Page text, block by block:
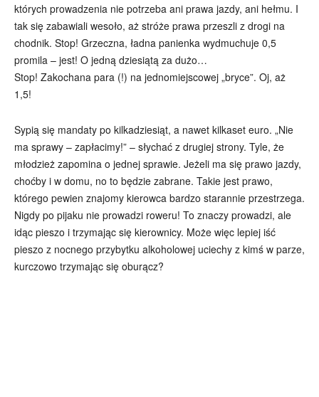
których prowadzenia nie potrzeba ani prawa jazdy, ani hełmu. I
tak się zabawiali wesoło, aż stróże prawa przeszli z drogi na
chodnik. Stop! Grzeczna, ładna panienka wydmuchuje 0,5
promila – jest! O jedną dziesiątą za dużo…
Stop! Zakochana para (!) na jednomiejscowej „bryce”. Oj, aż
1,5!
Sypią się mandaty po kilkadziesiąt, a nawet kilkaset euro. „Nie
ma sprawy – zapłacimy!” – słychać z drugiej strony. Tyle, że
młodzież zapomina o jednej sprawie. Jeżeli ma się prawo jazdy,
choćby i w domu, no to będzie zabrane. Takie jest prawo,
którego pewien znajomy kierowca bardzo starannie przestrzega.
Nigdy po pijaku nie prowadzi roweru! To znaczy prowadzi, ale
idąc pieszo i trzymając się kierownicy. Może więc lepiej iść
pieszo z nocnego przybytku alkoholowej uciechy z kimś w parze,
kurczowo trzymając się oburącz?